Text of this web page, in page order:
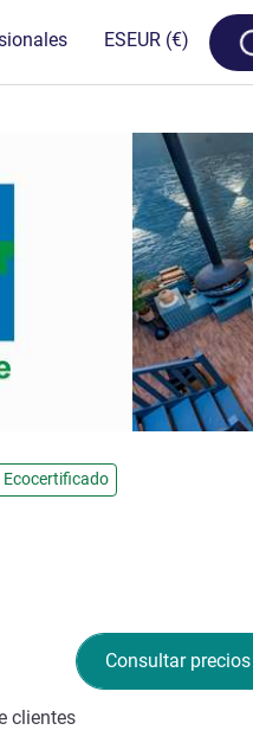
ESEUR (€)
Ecocertificado
Consultar precios
clientes